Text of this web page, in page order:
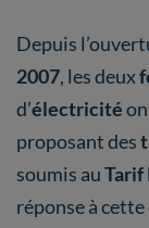
Depuis
2007, les deux
d’électricité
proposant des
soumis auTarif
réponse à